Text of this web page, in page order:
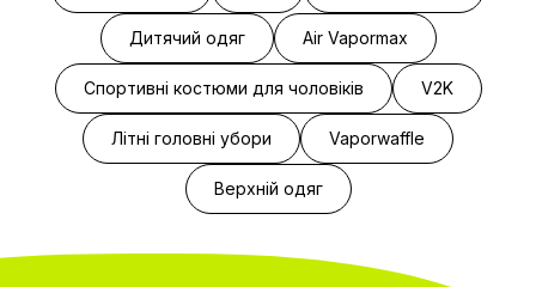
Дитячий одяг Air Vapormax
Спортивні костюми для чоловіків V2K
Літні головні убори Vaporwaffle
Верхній одяг